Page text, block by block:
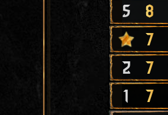
5 8
7
2 7
1 7